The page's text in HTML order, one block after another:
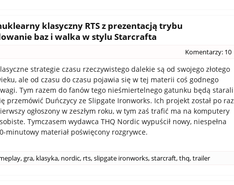
klasyczny RTS z prezentacją trybu
baz i walka w stylu Starcrafta
Komentarzy: 10
strategie czasu rzeczywistego dalekie są od swojego złotego
ale od czasu do czasu pojawia się w tej materii coś godnego
Tym razem do fanów tego nieśmiertelnego gatunku będą starali
przemówić Duńczycy ze Slipgate Ironworks. Ich projekt został po raz
ogłoszony w zeszłym roku, w tym zaś trafić ma na komputery
Tymczasem wydawca THQ Nordic wypuścił nowy, niespełna
minutowy materiał poświęcony rozgrywce.
,gra, klasyka, nordic, rts,slipgate ironworks,starcraft,thq,trailer